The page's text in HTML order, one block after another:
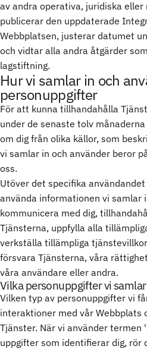
av andra operativa, juridiska eller
publicerar den uppdaterade
Webbplatsen, justerar datumet
och vidtar alla andra åtgärder
lagstiftning.
Hur vi samlar in och
personuppgifter
För att kunna tillhandahålla
under de senaste tolv
om dig från olika källor, som
vi samlar in och använder beror
oss.
Utöver det specifika
använda informationen vi samlar
kommunicera med dig,
Tjänsterna, uppfylla alla
verkställa tillämpliga
försvara Tjänsterna, våra
våra användare eller andra.
Vilka personuppgifter vi
Vilken typ av personuppgifter vi
interaktioner med vår Webbplats
Tjänster. När vi använder termen
uppgifter som identifierar dig, rör